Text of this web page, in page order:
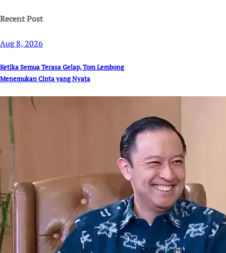
Recent Post
Aug 8, 2026
Ketika Semua Terasa Gelap, Tom Lembong
Menemukan Cinta yang Nyata